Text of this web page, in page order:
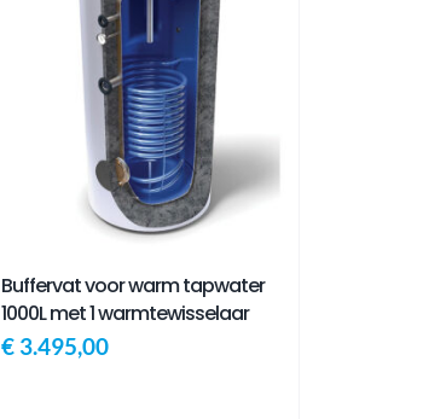
Buffervat voor warm tapwater
1000L met 1 warmtewisselaar
€ 3.495,00